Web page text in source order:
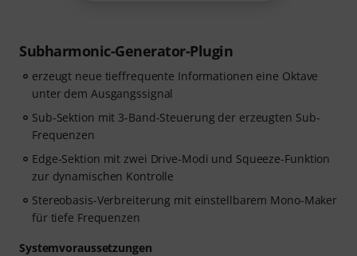
Subharmonic-Generator-Plugin
erzeugt neue tieffrequente Informationen eine Oktave
unter dem Ausgangssignal
Sub-Sektion mit 3-Band-Steuerung der erzeugten Sub-
Frequenzen
Edge-Sektion mit zwei Drive-Modi und Squeeze-Funktion
zur dynamischen Kontrolle
Stereobasis-Verbreiterung mit einstellbarem Mono-Maker
für tiefe Frequenzen
Systemvoraussetzungen